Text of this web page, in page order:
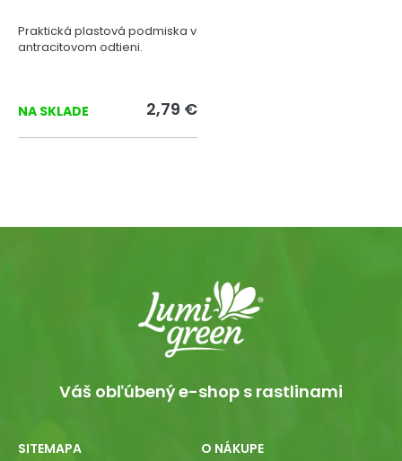
Praktická plastová podmiska v
antracitovom odtieni.
NA SKLADE 2,79 €
Váš obľúbený e-shop s rastlinami
SITEMAPA O NÁKUPE